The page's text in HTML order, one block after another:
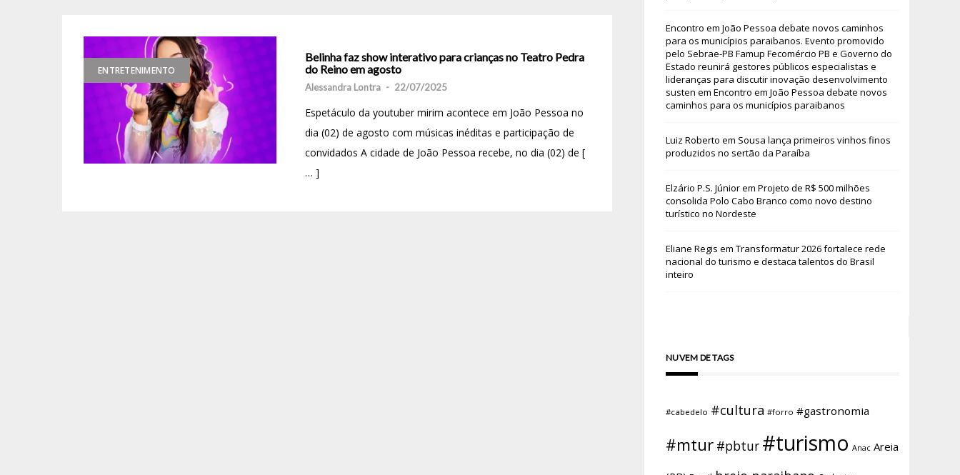
ENTRETENIMENTO
Belinha faz show interativo para crianças no Teatro Pedra
do Reino em agosto
Alessandra Lontra - 22/07/2025
Espetáculo da youtuber mirim acontece em João Pessoa no
dia (02) de agosto com músicas inéditas e participação de
convidados A cidade de João Pessoa recebe, no dia (02) de [
… ]
Encontro em João Pessoa debate novos caminhos
para os municípios paraibanos. Evento promovido
pelo Sebrae-PB Famup Fecomércio PB e Governo do
Estado reunirá gestores públicos especialistas e
lideranças para discutir inovação desenvolvimento
susten em Encontro em João Pessoa debate novos
caminhos para os municípios paraibanos
Luiz Roberto em Sousa lança primeiros vinhos finos
produzidos no sertão da Paraíba
Elzário P.S. Júniorem Projeto de R$ 500 milhões
consolida Polo Cabo Branco como novo destino
turístico no Nordeste
Eliane Regis em Transformatur 2026 fortalece rede
nacional do turismo e destaca talentos do Brasil
inteiro
NUVEM DE TAGS
#cabedelo #cultura #forro #gastronomia
#mtur #pbtur #turismo Anac Areia